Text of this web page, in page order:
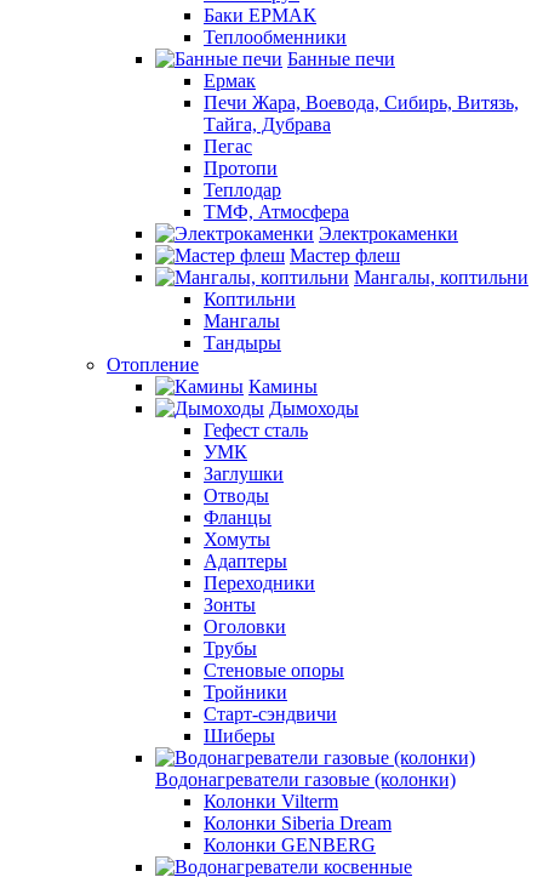
Баки ЕРМАК
Теплообменники
Банные печи
Ермак
Печи Жара, Воевода, Сибирь, Витязь,
Тайга, Дубрава
Пегас
Протопи
Теплодар
ТМФ, Атмосфера
Электрокаменки
Мастер флеш
Мангалы, коптильни
Коптильни
Мангалы
Тандыры
Отопление
Камины
Дымоходы
Гефест сталь
УМК
Заглушки
Отводы
Фланцы
Хомуты
Адаптеры
Переходники
Зонты
Оголовки
Трубы
Стеновые опоры
Тройники
Старт-сэндвичи
Шиберы
Водонагреватели газовые (колонки)
Колонки Vilterm
Колонки Siberia Dream
Колонки GENBERG